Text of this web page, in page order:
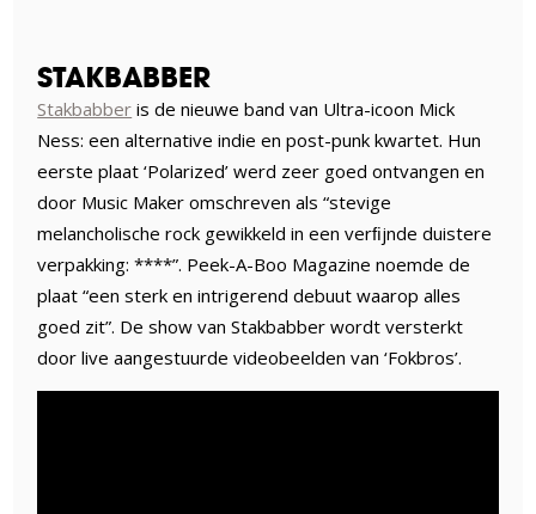
STAKBABBER
Stakbabber is de nieuwe band van Ultra-icoon Mick
Ness: een alternative indie en post-punk kwartet. Hun
eerste plaat ‘Polarized’ werd zeer goed ontvangen en
door Music Maker omschreven als “stevige
melancholische rock gewikkeld in een verﬁjnde duistere
verpakking: ****”. Peek-A-Boo Magazine noemde de
plaat “een sterk en intrigerend debuut waarop alles
goed zit”. De show van Stakbabber wordt versterkt
door live aangestuurde videobeelden van ‘Fokbros’.